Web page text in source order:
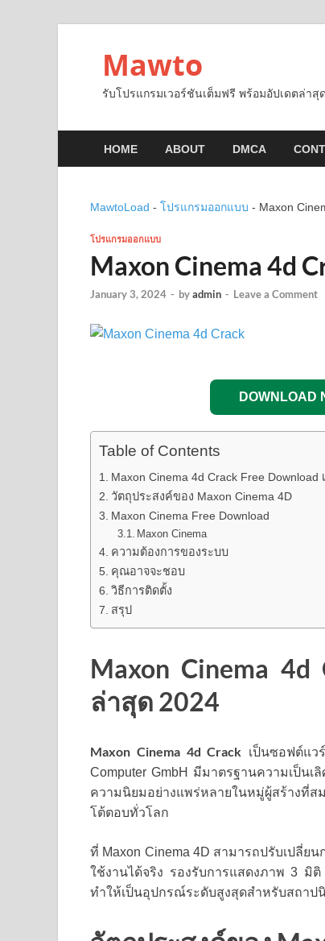
Mawto
รับโปรแกรมเวอร์ชันเต็มฟรี พร้อมอัปเดตล่าสุ
HOME ABOUT DMCA
MawtoLoad - โปรแกรมออกแบบ - Maxon
โปรแกรมออกแบบ
Maxon Cinema 4d
January 3, 2024 - byadmin - Leave a Comment
DOWNLOAD
Table of Contents
Maxon Cinema 4d Crack Free
วัตถุประสงค์ของ Maxon Cinema 4D
Maxon Cinema Free Download
Maxon Cinema
ความต้องการของระบบ
คุณอาจจะชอบ
วิธีการติดตั้ง
สรุป
Maxon Cinema 4d
ล่าสุด 2024
Maxon Cinema 4d Crack เป็นซอฟต์แว
Computer GmbH มีมาตรฐานความเป็น
ความนิยมอย่างแพร่หลายในหมู่ผู้สร้างที่
โต้ตอบทั่วโลก
ที่ Maxon Cinema 4D สามารถปรับเปลี่ย
ใช้งานได้จริง รองรับการแสดงภาพ 3 มิ
ทำให้เป็นอุปกรณ์ระดับสูงสุดสำหรับสถา